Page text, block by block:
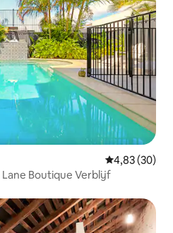
Gemiddelde
4,83 (30)
Boutique Verblijf